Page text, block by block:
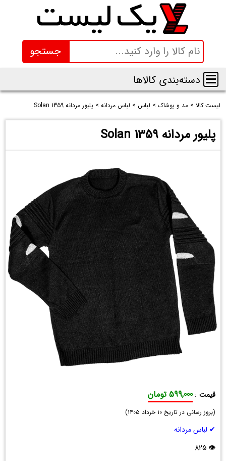
جستجو
دسته‌بندی کالاها
لیست کالا >مد و پوشاک > لباس > لباس مردانه > پلیور مردانه Solan 1359
پلیور مردانه Solan 1359
قیمت
پلیور
مردانه
Solan
1359
: 599,000 تومان
(بروز رسانی در تاریخ۱۰ خرداد ۱۴۰۵ )
✔ لباس مردانه
👁 825